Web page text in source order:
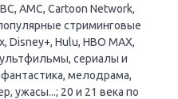
AMC, Cartoon Network,
стриминговые
Disney+, Hulu, HBO MAX,
сериалы и
мелодрама,
ужасы...; 20 и 21 века по